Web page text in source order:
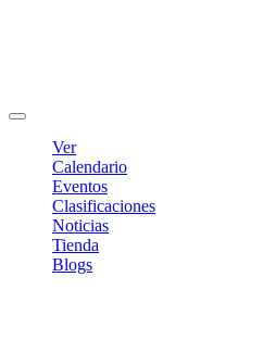
Ver
Calendario
Eventos
Clasificaciones
Noticias
Tienda
Blogs